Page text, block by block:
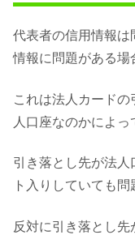
代表者の信用情報は
情報に問題がある場
これは法人カード
人口座なのかによっ
引き落とし先が法人
ト入りしていても
反対に引き落とし